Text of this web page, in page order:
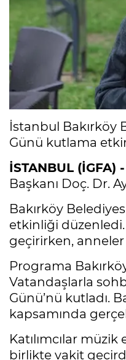
İstanbul Bakırköy
Günü kutlama
İSTANBUL (İGFA) -
Başkanı Doç. Dr.
Bakırköy
etkinliği
geçirirken,
Programa
Vatandaşlarla
Günü’nü kutladı.
kapsamında
Katılımcılar
birlikte vakit